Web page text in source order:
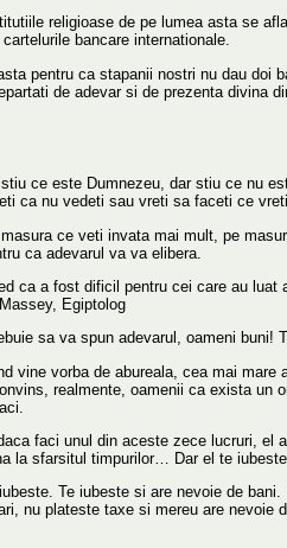
religioase de pe lumea asta se
bancare internationale.
pentru ca stapanii nostri nu dau doi
de adevar si de prezenta divina
stiu ce este Dumnezeu, dar stiu ce nu
ca nu vedeti sau vreti sa faceti ce
ce veti invata mai mult, pe
ca adevarul va va elibera.
ca a fost dificil pentru cei care au luat
Egiptolog
sa va spun adevarul, oameni buni!
vine vorba de abureala, cea mai
realmente, oamenii ca exista un
faci unul din aceste zece lucruri, el
la sfarsitul timpurilor… Dar el te
Te iubeste si are nevoie de
nu plateste taxe si mereu are nevoie